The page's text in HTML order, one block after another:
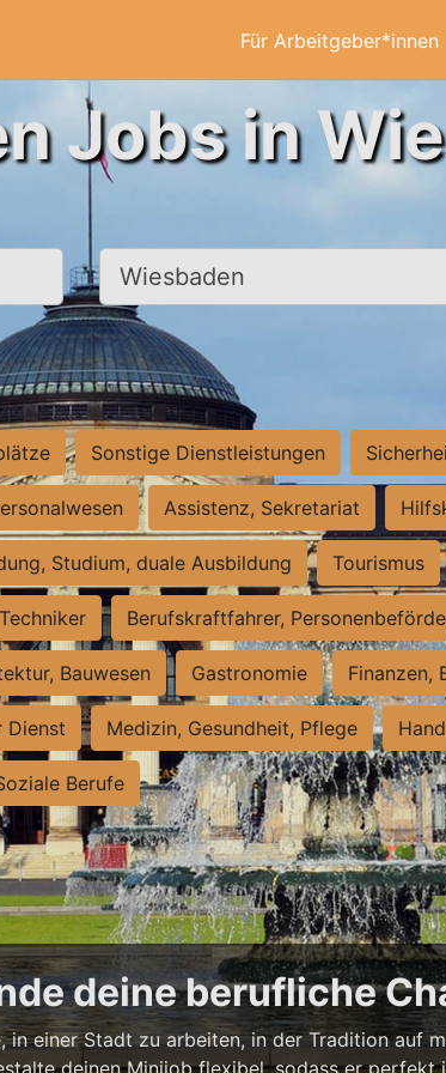
Für Arbeitgeber*innen
Jobs in
Ort, Stadt
Sonstige Dienstleistungen
Assistenz, Sekretariat
Studium, duale Ausbildung Tourismus
Berufskraftfahrer,
Bauwesen Gastronomie Finanzen,
Dienst Medizin, Gesundheit, Pflege
Berufe
deine berufliche
einer Stadt zu arbeiten, in der Tradition auf